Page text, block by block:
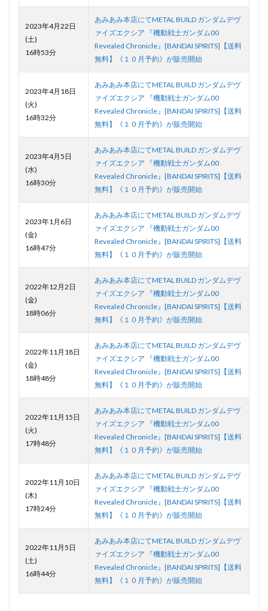
2023年4月22日
(土)
16時53分
あみあみ本店にてMETAL BUILD ガンダムデヴ
ァイズエクシア 『機動戦士ガンダム00
Revealed Chronicle』[BANDAI SPIRITS]【送料
無料】《１０月予約》が販売開始
2023年4月18日
(火)
16時32分
あみあみ本店にてMETAL BUILD ガンダムデヴ
ァイズエクシア 『機動戦士ガンダム00
Revealed Chronicle』[BANDAI SPIRITS]【送料
無料】《１０月予約》が販売開始
2023年4月5日
(水)
16時30分
あみあみ本店にてMETAL BUILD ガンダムデヴ
ァイズエクシア 『機動戦士ガンダム00
Revealed Chronicle』[BANDAI SPIRITS]【送料
無料】《１０月予約》が販売開始
2023年1月6日
(金)
16時47分
あみあみ本店にてMETAL BUILD ガンダムデヴ
ァイズエクシア 『機動戦士ガンダム00
Revealed Chronicle』[BANDAI SPIRITS]【送料
無料】《１０月予約》が販売開始
2022年12月2日
(金)
18時06分
あみあみ本店にてMETAL BUILD ガンダムデヴ
ァイズエクシア 『機動戦士ガンダム00
Revealed Chronicle』[BANDAI SPIRITS]【送料
無料】《１０月予約》が販売開始
2022年11月18日
(金)
18時48分
あみあみ本店にてMETAL BUILD ガンダムデヴ
ァイズエクシア 『機動戦士ガンダム00
Revealed Chronicle』[BANDAI SPIRITS]【送料
無料】《１０月予約》が販売開始
2022年11月15日
(火)
17時48分
あみあみ本店にてMETAL BUILD ガンダムデヴ
ァイズエクシア 『機動戦士ガンダム00
Revealed Chronicle』[BANDAI SPIRITS]【送料
無料】《１０月予約》が販売開始
2022年11月10日
(木)
17時24分
あみあみ本店にてMETAL BUILD ガンダムデヴ
ァイズエクシア 『機動戦士ガンダム00
Revealed Chronicle』[BANDAI SPIRITS]【送料
無料】《１０月予約》が販売開始
2022年11月5日
(土)
16時44分
あみあみ本店にてMETAL BUILD ガンダムデヴ
ァイズエクシア 『機動戦士ガンダム00
Revealed Chronicle』[BANDAI SPIRITS]【送料
無料】《１０月予約》が販売開始